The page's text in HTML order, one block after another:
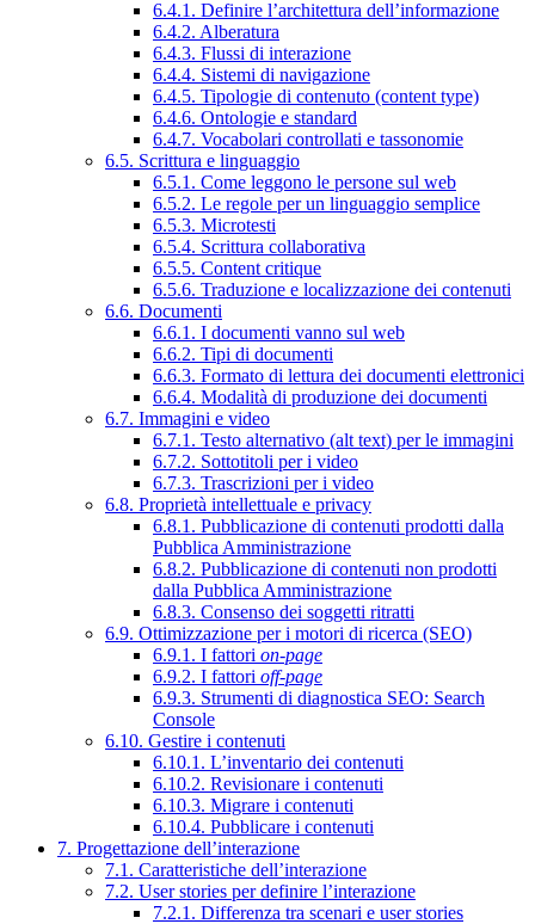
6.4.1. Definire l’architettura dell’informazione
6.4.2. Alberatura
6.4.3. Flussi di interazione
6.4.4. Sistemi di navigazione
6.4.5. Tipologie di contenuto (content type)
6.4.6. Ontologie e standard
6.4.7. Vocabolari controllati e tassonomie
6.5. Scrittura e linguaggio
6.5.1. Come leggono le persone sul web
6.5.2. Le regole per un linguaggio semplice
6.5.3. Microtesti
6.5.4. Scrittura collaborativa
6.5.5. Content critique
6.5.6. Traduzione e localizzazione dei contenuti
6.6. Documenti
6.6.1. I documenti vanno sul web
6.6.2. Tipi di documenti
6.6.3. Formato di lettura dei documenti elettronici
6.6.4. Modalità di produzione dei documenti
6.7. Immagini e video
6.7.1. Testo alternativo (alt text) per le immagini
6.7.2. Sottotitoli per i video
6.7.3. Trascrizioni per i video
6.8. Proprietà intellettuale e privacy
6.8.1. Pubblicazione di contenuti prodotti dalla
Pubblica Amministrazione
6.8.2. Pubblicazione di contenuti non prodotti
dalla Pubblica Amministrazione
6.8.3. Consenso dei soggetti ritratti
6.9. Ottimizzazione per i motori di ricerca (SEO)
6.9.1. I fattori on-page
6.9.2. I fattori off-page
6.9.3. Strumenti di diagnostica SEO: Search
Console
6.10. Gestire i contenuti
6.10.1. L’inventario dei contenuti
6.10.2. Revisionare i contenuti
6.10.3. Migrare i contenuti
6.10.4. Pubblicare i contenuti
7. Progettazione dell’interazione
7.1. Caratteristiche dell’interazione
7.2. User stories per definire l’interazione
7.2.1. Differenza tra scenari e user stories